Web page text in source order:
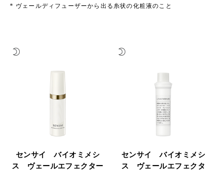
* ヴェールディフューザーから出る糸状の化粧液のこと
センサイ バイオミメシ
ス ヴェールエフェクター
センサイ バイオミメシ
ス ヴェールエフェクタ